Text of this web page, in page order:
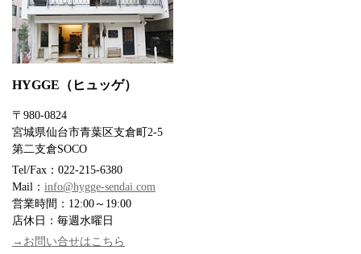
HYGGE（ヒュッゲ）
〒980-0824
宮城県仙台市青葉区支倉町2-5
第二支倉SOCO
Tel/Fax：022-215-6380
Mail： info@hygge-sendai.com
営業時間：12:00～19:00
店休日：毎週水曜日
→お問い合せはこちら